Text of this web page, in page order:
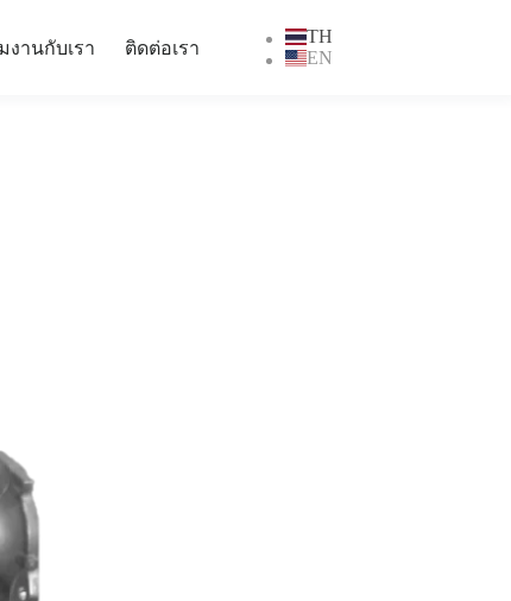
งานกับเรา ติดต่อเรา
TH
EN